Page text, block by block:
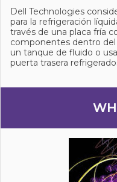
Dell Technologies
para la refrigeración
través de una placa fría
componentes dentro
un tanque de fluido o
puerta trasera